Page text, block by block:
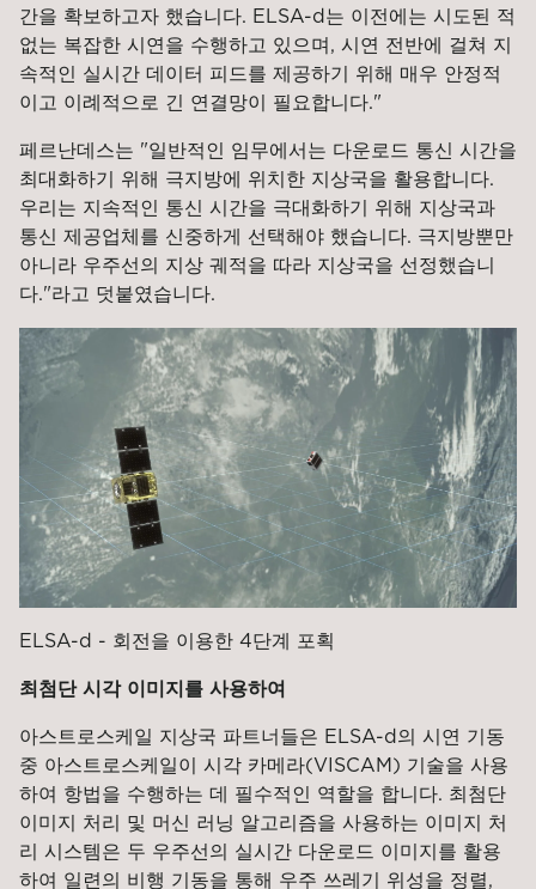
간을 확보하고자 했습니다. ELSA-d는 이전에는 시도된 적
없는 복잡한 시연을 수행하고 있으며, 시연 전반에 걸쳐 지
속적인 실시간 데이터 피드를 제공하기 위해 매우 안정적
이고 이례적으로 긴 연결망이 필요합니다."
페르난데스는 "일반적인 임무에서는 다운로드 통신 시간을
최대화하기 위해 극지방에 위치한 지상국을 활용합니다.
우리는 지속적인 통신 시간을 극대화하기 위해 지상국과
통신 제공업체를 신중하게 선택해야 했습니다. 극지방뿐만
아니라 우주선의 지상 궤적을 따라 지상국을 선정했습니
다."라고 덧붙였습니다.
ELSA-d - 회전을 이용한 4단계 포획
최첨단 시각 이미지를 사용하여
아스트로스케일 지상국 파트너들은 ELSA-d의 시연 기동
중 아스트로스케일이 시각 카메라(VISCAM) 기술을 사용
하여 항법을 수행하는 데 필수적인 역할을 합니다. 최첨단
이미지 처리 및 머신 러닝 알고리즘을 사용하는 이미지 처
리 시스템은 두 우주선의 실시간 다운로드 이미지를 활용
하여 일련의 비행 기동을 통해 우주 쓰레기 위성을 정렬,